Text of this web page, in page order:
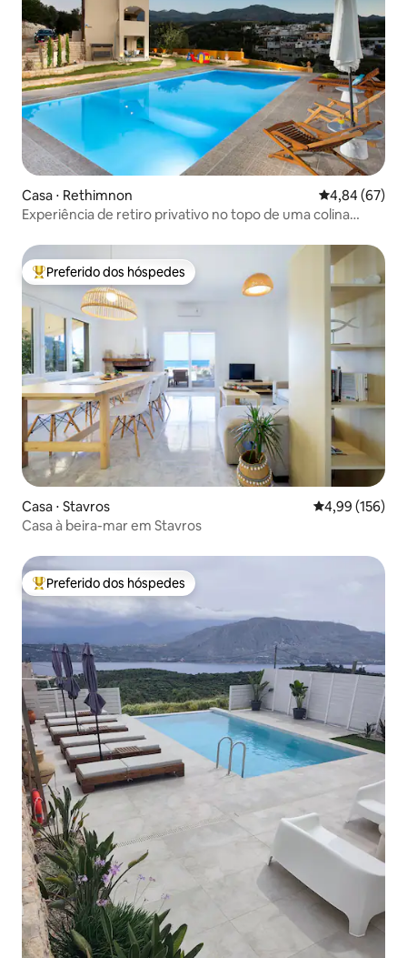
Casa ⋅ Rethimnon 4,84 de uma
4,84 (67)
Experiência de retiro privativo no topo de uma colina
Entre os melhores preferidos dos hóspedes
Preferido dos hóspedes
Casa ⋅ Stavros 4,99 de uma
4,99 (156)
Casa à beira-mar em Stavros
Entre os melhores preferidos dos hóspedes
Preferido dos hóspedes